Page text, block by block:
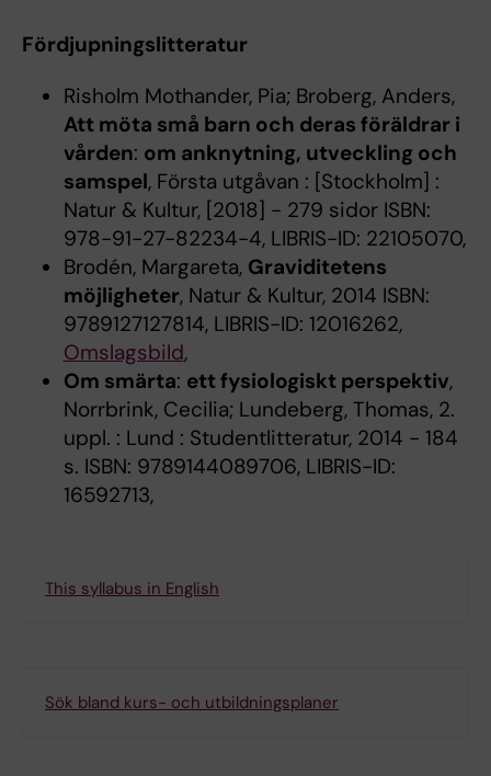
Fördjupningslitteratur
Risholm Mothander, Pia; Broberg, Anders,
Att möta små barn och deras föräldrar i
vården: om anknytning, utveckling och
samspel, Första utgåvan : [Stockholm] :
Natur & Kultur, [2018] - 279 sidor ISBN:
978-91-27-82234-4, LIBRIS-ID: 22105070,
Brodén, Margareta, Graviditetens
möjligheter, Natur & Kultur, 2014 ISBN:
9789127127814, LIBRIS-ID: 12016262,
Omslagsbild,
Om smärta: ett fysiologiskt perspektiv,
Norrbrink, Cecilia; Lundeberg, Thomas, 2.
uppl. : Lund : Studentlitteratur, 2014 - 184
s. ISBN: 9789144089706, LIBRIS-ID:
16592713,
This syllabus in English
Sök bland kurs- och utbildningsplaner